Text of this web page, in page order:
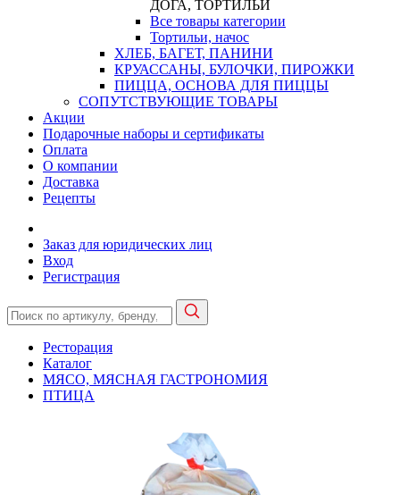
ДОГА, ТОРТИЛЬИ
Все товары категории
Тортильи, начос
ХЛЕБ, БАГЕТ, ПАНИНИ
КРУАССАНЫ, БУЛОЧКИ, ПИРОЖКИ
ПИЦЦА, ОСНОВА ДЛЯ ПИЦЦЫ
СОПУТСТВУЮЩИЕ ТОВАРЫ
Акции
Подарочные наборы и сертификаты
Оплата
О компании
Доставка
Рецепты
Заказ для юридических лиц
Вход
Регистрация
Ресторация
Каталог
МЯСО, МЯСНАЯ ГАСТРОНОМИЯ
ПТИЦА